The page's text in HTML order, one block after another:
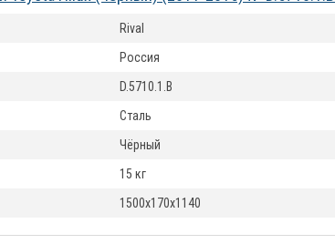
Rival
Россия
D.5710.1.B
Сталь
Чёрный
15 кг
1500х170х1140